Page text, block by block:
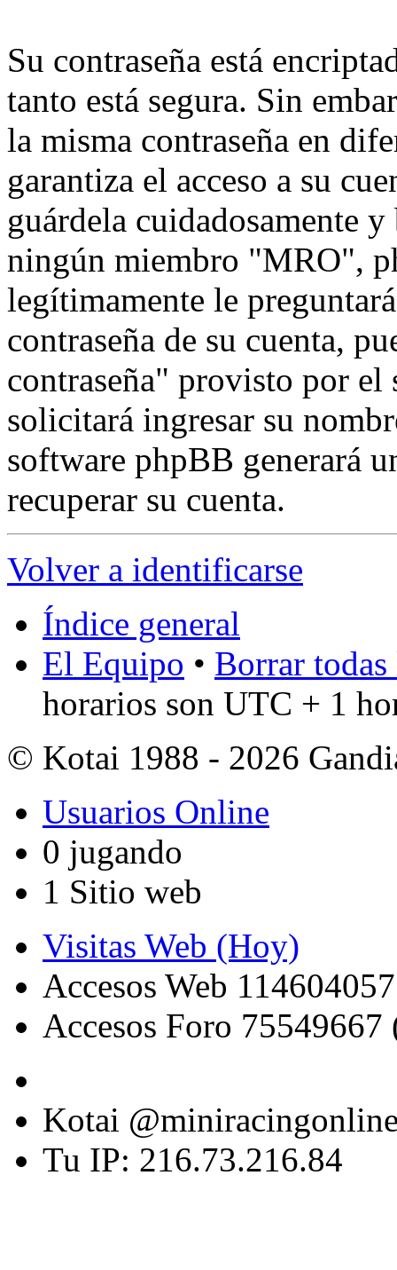
Su contraseña está
tanto está segura. Sin
la misma contraseña en
garantiza el acceso a su
guárdela cuidadosamente
ningún miembro "MRO",
legítimamente le
contraseña de su cuenta,
contraseña" provisto por
solicitará ingresar su
software phpBB generará
recuperar su cuenta.
Volver a identificarse
Índice general
El Equipo • Borrar
horarios son UTC + 1
© Kotai 1988 - 2026
Usuarios Online
0 jugando
1 Sitio web
Visitas Web (Hoy)
Accesos Web
Accesos Foro 75549667
Kotai
Tu IP: 216.73.216.84